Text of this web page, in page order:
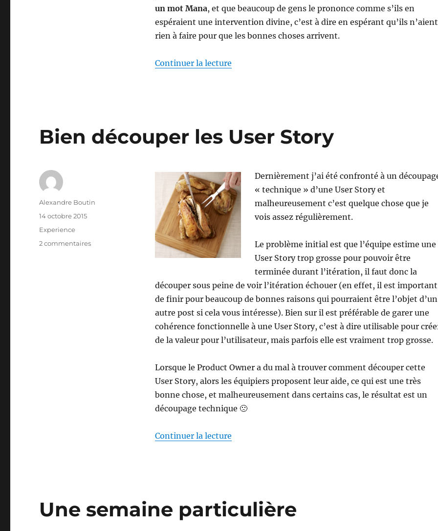
un mot Mana, et que beaucoup de gens le prononce comme s’ils en
espéraient une intervention divine, c’est à dire en espérant qu’ils n’aient
rien à faire pour que les bonnes choses arrivent.
Continuer la lecturede « Agilité est un mot « mana » »
Bien découper les User Story
Dernièrement j’ai été confronté à un
« technique » d’une User Story et
malheureusement c’est quelque chose que je
vois assez régulièrement.
Le problème initial est que l’équipe estime une
User Story trop grosse pour pouvoir être
terminée durant l’itération, il faut donc la
découper sous peine de voir l’itération échouer (en effet, il est important
de finir pour beaucoup de bonnes raisons qui pourraient être l’objet d’un
autre post si cela vous intéresse). Bien sur il est préférable de garer une
cohérence fonctionnelle à une User Story, c’est à dire utilisable pour
de la valeur pour l’utilisateur, mais parfois elle est vraiment trop grosse.
Lorsque le Product Owner a du mal à trouver comment découper cette
User Story, alors les équipiers proposent leur aide, ce qui est une très
bonne chose, et malheureusement dans certains cas, le résultat est un
découpage technique 🙁
Continuer la lecturede « Bien découper les User Story »
Auteur
Alexandre Boutin
Publié
14 octobre 2015
Catégories
Experience
2 commentairessur
Une semaine particulière